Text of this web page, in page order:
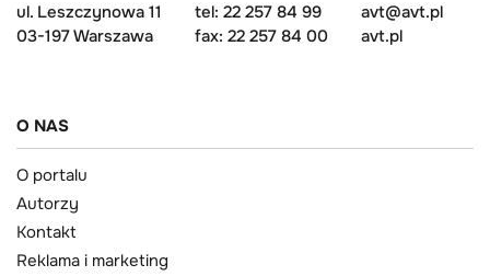
ul. Leszczynowa 11
03-197 Warszawa
tel: 22 257 84 99
fax: 22 257 84 00
avt@avt.pl
avt.pl
O NAS
O portalu
Autorzy
Kontakt
Reklama i marketing